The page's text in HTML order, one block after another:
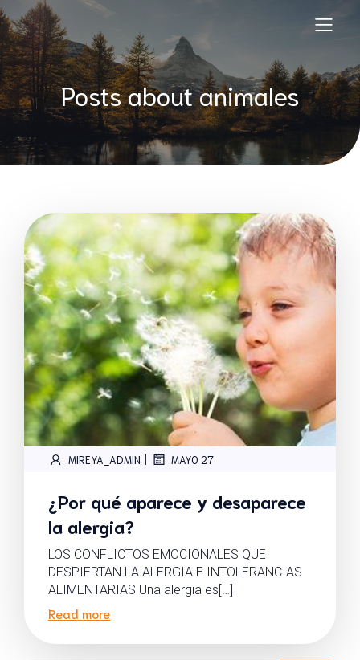
Posts about animales
MIREYA_ADMIN | MAYO 27
¿Por qué aparece y desaparece
la alergia?
LOS CONFLICTOS EMOCIONALES QUE
DESPIERTAN LA ALERGIA E INTOLERANCIAS
ALIMENTARIAS Una alergia es[…]
Read more